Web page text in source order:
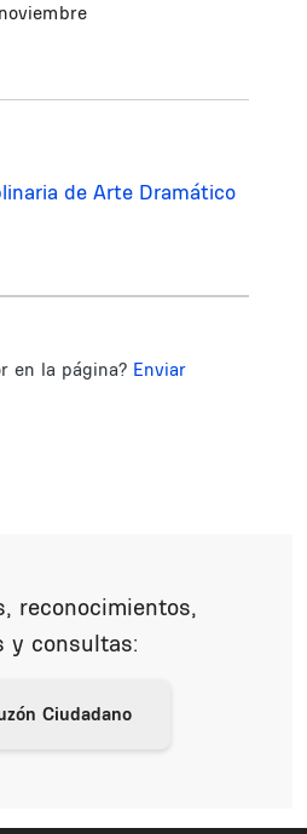
de Arte Dramático
en la página? Enviar
reconocimientos,
y consultas: